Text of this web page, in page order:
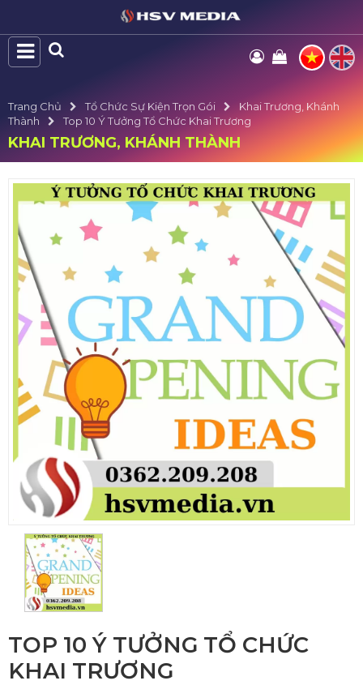
Trang Chủ Tổ Chức Sự Kiện Trọn Gói
Khai Trương, Khánh
Thành
Top 10 Ý Tưởng Tổ Chức Khai Trương
KHAI TRƯƠNG, KHÁNH THÀNH
TOP 10 Ý TƯỞNG TỔ CHỨC
KHAI TRƯƠNG